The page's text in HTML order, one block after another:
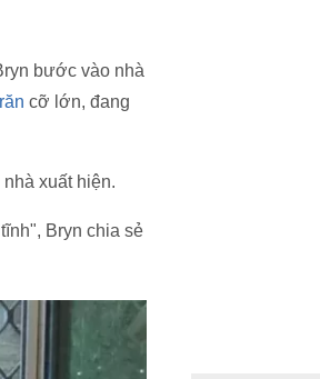
bước vào nhà
cỡ lớn, đang
xuất hiện.
Bryn chia sẻ